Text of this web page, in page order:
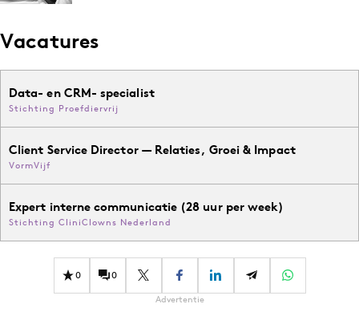
Vacatures
Data- en CRM- specialist
Stichting Proefdiervrij
Client Service Director — Relaties, Groei & Impact
VormVijf
Expert interne communicatie (28 uur per week)
Stichting CliniClowns Nederland
0 0
Advertentie